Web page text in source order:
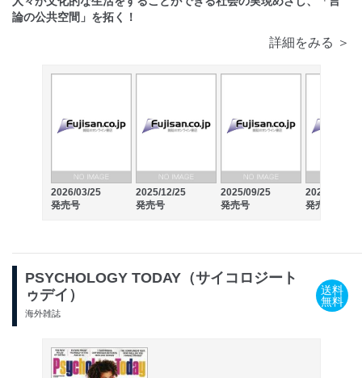
論の公共空間」を拓く！
詳細をみる ＞
2026/03/25
発売号
2025/12/25
発売号
2025/09/25
発売号
2025/06/25
発売号
PSYCHOLOGY TODAY（サイコロジート
ゥデイ）
海外雑誌
送料
無料